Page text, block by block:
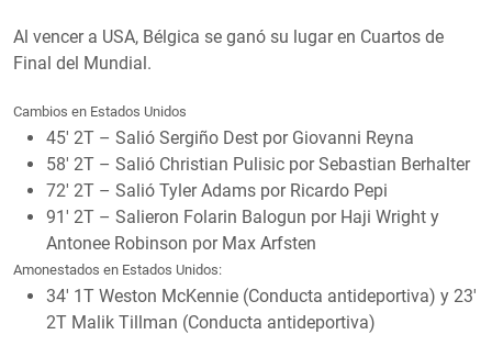
Al vencer a USA, Bélgica se ganó su lugar en Cuartos de
Final del Mundial.
Cambios en Estados Unidos
45′ 2T – Salió Sergiño Dest por Giovanni Reyna
58′ 2T – Salió Christian Pulisic por Sebastian Berhalter
72′ 2T – Salió Tyler Adams por Ricardo Pepi
91′ 2T – Salieron Folarin Balogun por Haji Wright y
Antonee Robinson por Max Arfsten
Amonestados en Estados Unidos:
34′ 1T Weston McKennie (Conducta antideportiva) y 23′
2T Malik Tillman (Conducta antideportiva)